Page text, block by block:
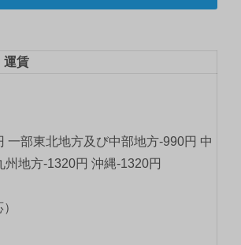
運賃
一部東北地方及び中部地方-990円 中
地方-1320円 沖縄-1320円